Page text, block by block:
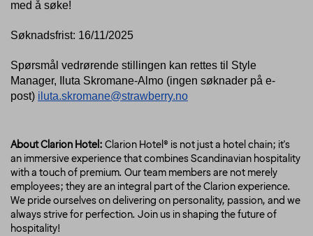
med å søke!
Søknadsfrist: 16/11/2025
Spørsmål vedrørende stillingen kan rettes til Style
Manager, Iluta Skromane-Almo (ingen søknader på e-
post) iluta.skromane@strawberry.no
About Clarion Hotel: Clarion Hotel® is not just a hotel chain; it's
an immersive experience that combines Scandinavian hospitality
with a touch of premium. Our team members are not merely
employees; they are an integral part of the Clarion experience.
We pride ourselves on delivering on personality, passion, and we
always strive for perfection. Join us in shaping the future of
hospitality!